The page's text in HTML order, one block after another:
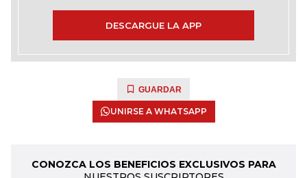
DESCARGUE LA APP
GUARDAR
UNIRSE A WHATSAPP
CONOZCA LOS BENEFICIOS EXCLUSIVOS PARA